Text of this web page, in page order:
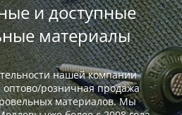
и доступные
материалы
нашей компании
оптово/розничная продажа
материалов. Мы